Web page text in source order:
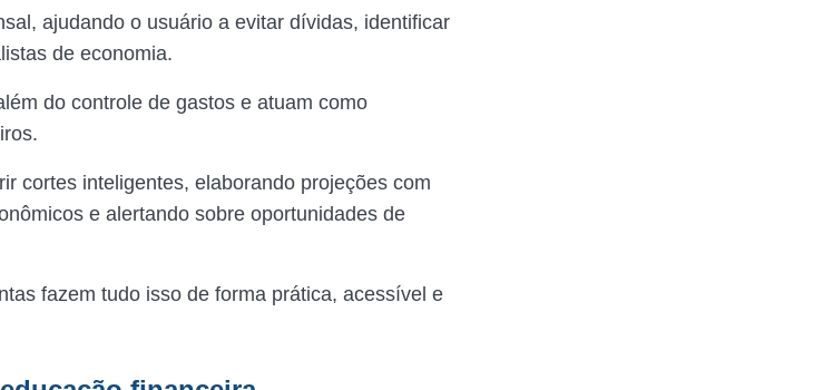
ajudando o usuário a evitar dívidas, identificar
de economia.
do controle de gastos e atuam como
cortes inteligentes, elaborando projeções com
e alertando sobre oportunidades de
fazem tudo isso de forma prática, acessível e